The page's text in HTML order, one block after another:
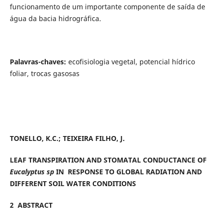
funcionamento de um importante componente de saída de
água da bacia hidrográfica.
Palavras-chaves: ecofisiologia vegetal, potencial hídrico
foliar, trocas gasosas
TONELLO, K.C.; TEIXEIRA FILHO, J.
LEAF TRANSPIRATION AND STOMATAL CONDUCTANCE OF
Eucalyptus sp IN RESPONSE TO GLOBAL RADIATION AND
DIFFERENT SOIL WATER CONDITIONS
2 ABSTRACT